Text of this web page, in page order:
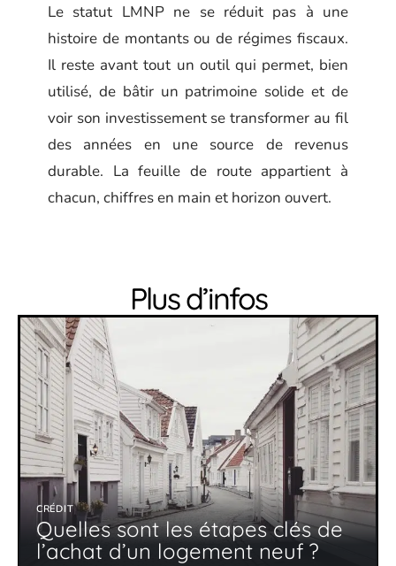
Le statut LMNP ne se réduit pas à une
histoire de montants ou de régimes fiscaux.
Il reste avant tout un outil qui permet, bien
utilisé, de bâtir un patrimoine solide et de
voir son investissement se transformer au fil
des années en une source de revenus
durable. La feuille de route appartient à
chacun, chiffres en main et horizon ouvert.
Plus d’infos
CRÉDIT
Quelles sont les étapes clés de
l’achat d’un logement neuf ?